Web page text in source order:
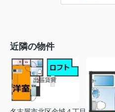
近隣の物件